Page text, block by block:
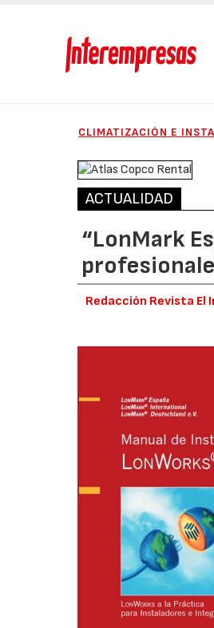
CLIMATIZACIÓN E
ACTUALIDAD
“LonMark
Redacción Revista El